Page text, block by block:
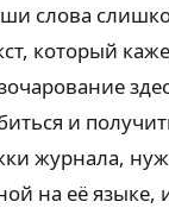
слова
который
и
журнала,
на её языке,